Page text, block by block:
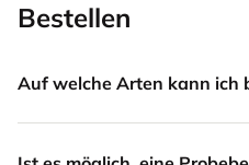
Bestellen
Auf welche Arten kann ich